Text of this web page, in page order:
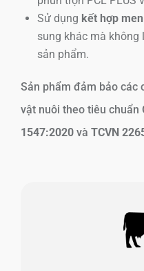
Sử dụng kết hợp
sung khác mà
sản phẩm.
Sản phẩm đảm bảo các
vật nuôi theo tiêu chuẩn
1547:2020 và TCVN